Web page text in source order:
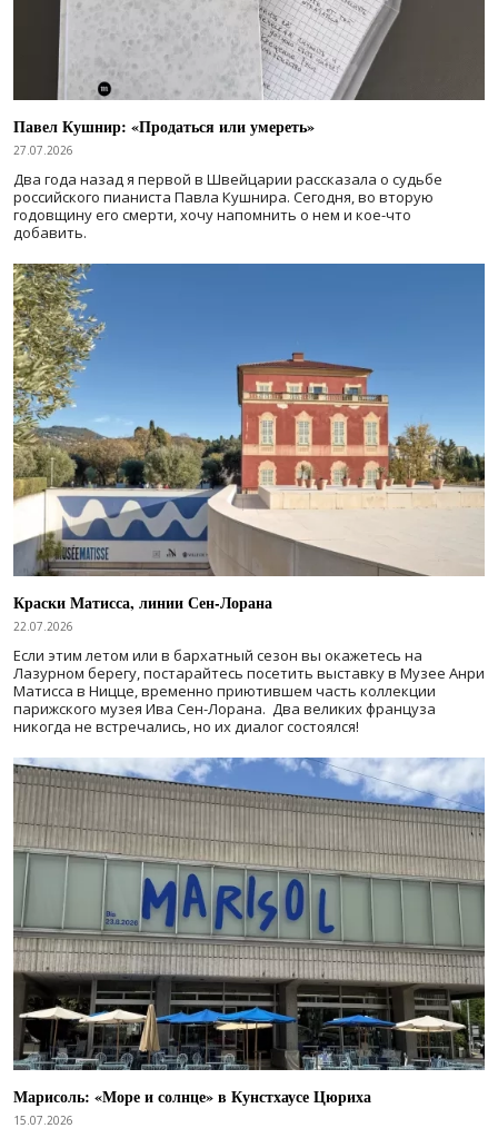
Павел Кушнир: «Продаться или умереть»
27.07.2026
Два года назад я первой в Швейцарии рассказала о судьбе
российского пианиста Павла Кушнира. Сегодня, во вторую
годовщину его смерти, хочу напомнить о нем и кое-что
добавить.
Краски Матисса, линии Сен-Лорана
22.07.2026
Если этим летом или в бархатный сезон вы окажетесь на
Лазурном берегу, постарайтесь посетить выставку в Музее Анри
Матисса в Ницце, временно приютившем часть коллекции
парижского музея Ива Сен-Лорана. Два великих француза
никогда не встречались, но их диалог состоялся!
Марисоль: «Море и солнце» в Кунстхаусе Цюриха
15.07.2026